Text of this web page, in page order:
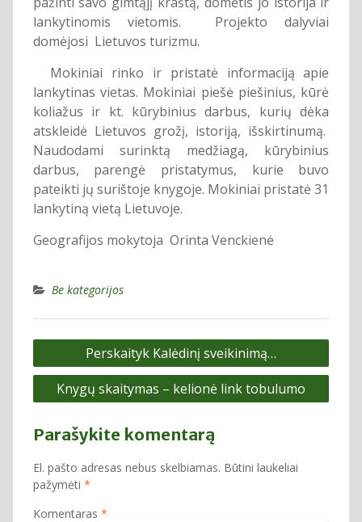
lankytinomis vietomis. Projekto dalyviai
domėjosi Lietuvos turizmu.
Mokiniai rinko ir pristatė informaciją apie
lankytinas vietas. Mokiniai piešė piešinius, kūrė
koliažus ir kt. kūrybinius darbus, kurių dėka
atskleidė Lietuvos grožį, istoriją, išskirtinumą.
Naudodami surinktą medžiagą, kūrybinius
darbus, parengė pristatymus, kurie buvo
pateikti jų surištoje knygoje. Mokiniai pristatė 31
lankytiną vietą Lietuvoje.
Geografijos mokytoja Orinta Venckienė
Be kategorijos
Navigacija
tarp
įrašų
Perskaityk Kalėdinį sveikinimą…
Knygų skaitymas – kelionė link tobulumo
Parašykite komentarą
El. pašto adresas nebus skelbiamas. Būtini laukeliai
pažymėti *
Komentaras *